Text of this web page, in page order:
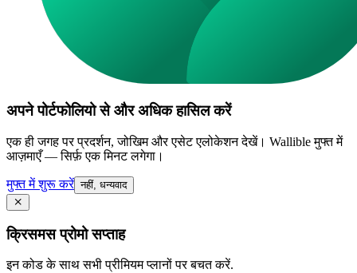
अपने पोर्टफोलियो से और अधिक हासिल करें
एक ही जगह पर प्रदर्शन, जोखिम और एसेट एलोकेशन देखें। Wallible मुफ्त में
आज़माएँ — सिर्फ़ एक मिनट लगेगा।
मुफ्त में शुरू करें नहीं, धन्यवाद
क्रिसमस प्रोमो सप्ताह
इन कोड के साथ सभी प्रीमियम प्लानों पर बचत करें.